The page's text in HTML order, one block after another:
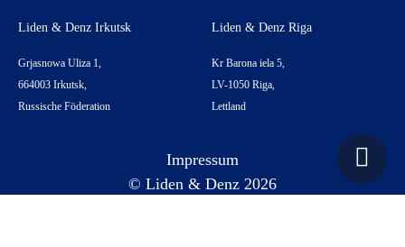
Liden & Denz Irkutsk
Grjasnowa Uliza 1,
664003 Irkutsk,
Russische Föderation
Liden & Denz Riga
Kr Barona iela 5,
LV-1050 Riga,
Lettland
© Liden & Denz 2026
Impressum